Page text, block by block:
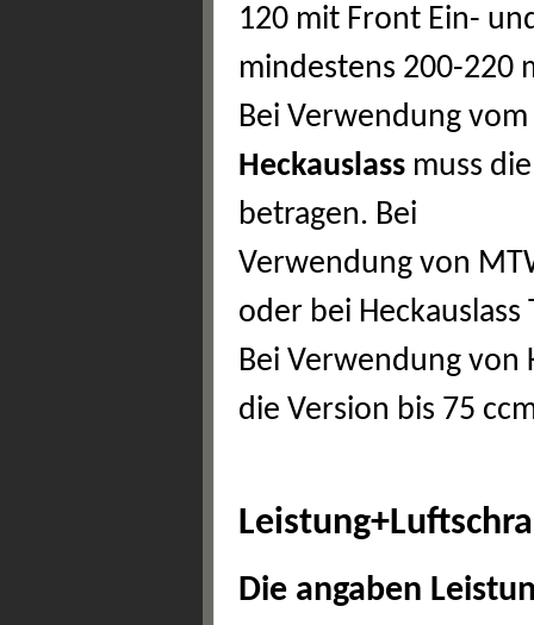
120 mit Front Ein-
mindestens 200-220
Bei Verwendung vom
Heckauslass muss
betragen. Bei
Verwendung von
oder bei
Bei Verwendung
die Version bis 75
Die angaben